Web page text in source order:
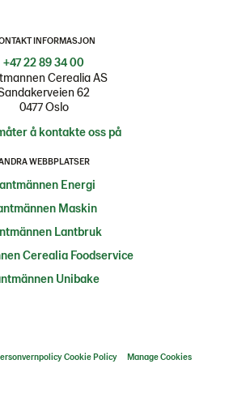
INFORMASJON
+47 22 89 34 00
Cerealia AS
62
0477 Oslo
å kontakte oss på
WEBBPLATSER
Energi
Maskin
Lantbruk
Cerealia Foodservice
Unibake
Cookie Policy Manage Cookies